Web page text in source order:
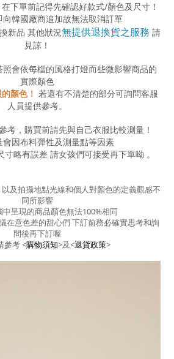
下單前記得先確認好款式/顏色及尺寸！
向韓國廠商追加故無法取消訂單
新品 其他狀況無提供退換貨之服務 請
見諒！
照會依每檔的風格打燈而些微影響商品的
實際顏色
顏色！ 若還有不清楚的部分可詢問客服
人員提供參考。
考，購買前請先與自己衣服比較測量！
會因布料彈性及測量點等因素
寸略有誤差 請女孩們可接受再下單呦 。
及拍攝地點光線和個人對顏色的定義觀感不
同所影響
中呈現的商品顏色無法100%相同
在意色差的甜心們 下訂前務必確實思考和詢
問後再下訂喔
參考<購物須知>及<退貨政策>